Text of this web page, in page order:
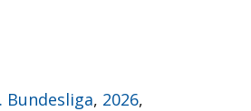
– Zum Saisonstart 26/27 an
Bundesliga, 2026,